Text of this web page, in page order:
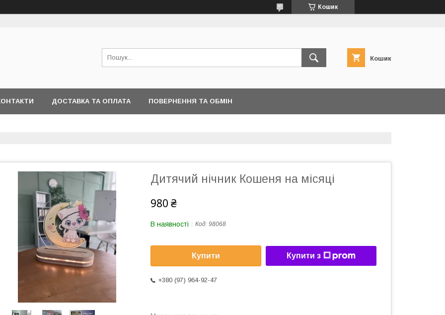
Кошик
Кошик
ДОСТАВКА ТА ОПЛАТА ПОВЕРНЕННЯ ТА ОБМІН
Дитячий нічник Кошеня на місяці
980 ₴
В наявності Код: 98068
Купити Купити з
+380 (97) 964-92-47